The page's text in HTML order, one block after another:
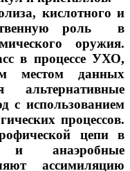
кислотного и
роль в
оружия.
в процессе УХО,
местом данных
альтернативные
с использованием
процессов.
цепи в
и анаэробные
ассимиляцию